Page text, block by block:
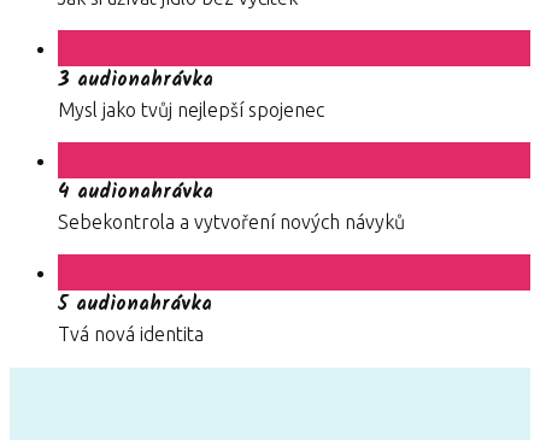
3 audionahrávka
Mysl jako tvůj nejlepší spojenec
4 audionahrávka
Sebekontrola a vytvoření nových návyků
5 audionahrávka
Tvá nová identita